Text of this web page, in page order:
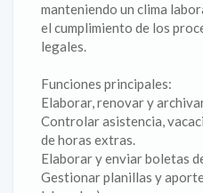
manteniendo un clima
el cumplimiento de los
legales.
Funciones principales:
Elaborar, renovar y
Controlar asistencia,
de horas extras.
Elaborar y enviar boletas
Gestionar planillas y